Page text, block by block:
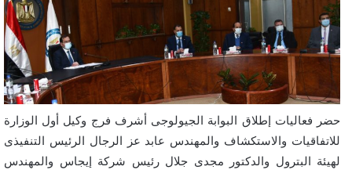
حضر فعاليات إطلاق البوابة الجيولوجى أشرف فرج وكيل أول الوزارة
للاتفاقيات والاستكشاف والمهندس عابد عز الرجال الرئيس التنفيذى
لهيئة البترول والدكتور مجدى جلال رئيس شركة إيجاس والمهندس